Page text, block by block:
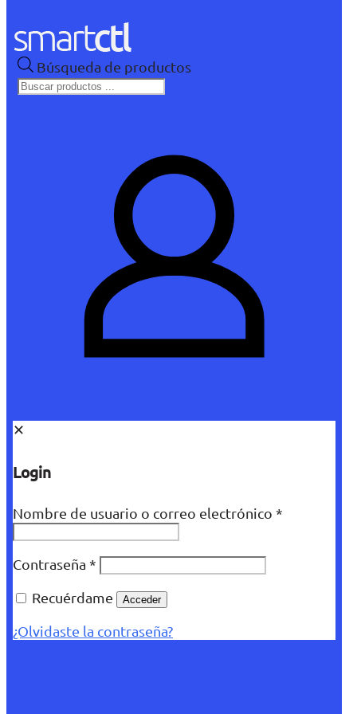
Búsqueda de productos
✕
Login
Nombre de usuario o correo electrónico *
Contraseña *
Recuérdame
Acceder
¿Olvidaste la contraseña?